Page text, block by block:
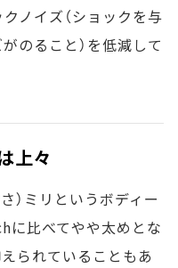
ノイズ（ショックを与
のること）を低減して
上々
）ミリというボディー
比べてやや太めとな
えられていることもあ